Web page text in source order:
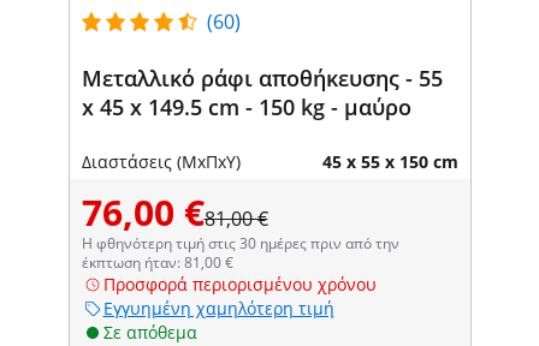
(60)
Μεταλλικό ράφι αποθήκευσης - 55
x 45 x 149.5 cm - 150 kg - μαύρο
Διαστάσεις (ΜxΠxΥ) 45 x 55 x 150 cm
76,00 €81,00 €
Η φθηνότερη τιμή στις 30 ημέρες πριν από την
έκπτωση ήταν: 81,00 €
Προσφορά περιορισμένου χρόνου
Εγγυημένη χαμηλότερη τιμή
Σε απόθεμα